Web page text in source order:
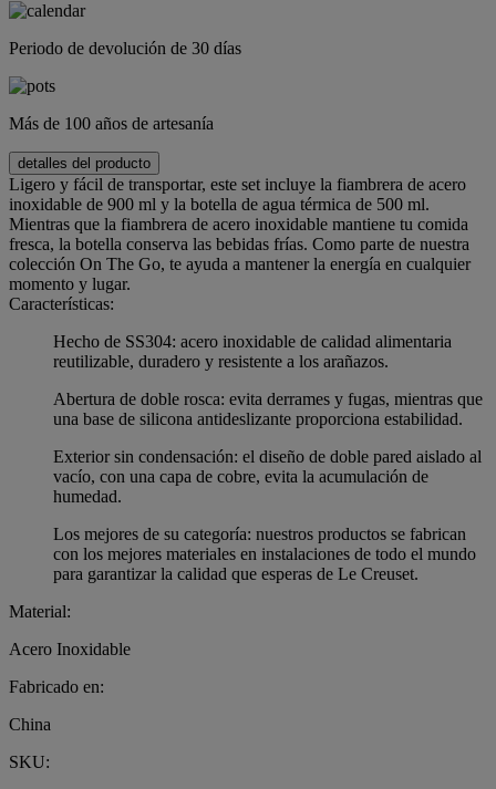
Periodo de devolución de 30 días
Más de 100 años de artesanía
detalles del producto
Ligero y fácil de transportar, este set incluye la fiambrera de acero
inoxidable de 900 ml y la botella de agua térmica de 500 ml.
Mientras que la fiambrera de acero inoxidable mantiene tu comida
fresca, la botella conserva las bebidas frías. Como parte de nuestra
colección On The Go, te ayuda a mantener la energía en cualquier
momento y lugar.
Características:
Hecho de SS304: acero inoxidable de calidad alimentaria
reutilizable, duradero y resistente a los arañazos.
Abertura de doble rosca: evita derrames y fugas, mientras que
una base de silicona antideslizante proporciona estabilidad.
Exterior sin condensación: el diseño de doble pared aislado al
vacío, con una capa de cobre, evita la acumulación de
humedad.
Los mejores de su categoría: nuestros productos se fabrican
con los mejores materiales en instalaciones de todo el mundo
para garantizar la calidad que esperas de Le Creuset.
Material:
Acero Inoxidable
Fabricado en:
China
SKU: